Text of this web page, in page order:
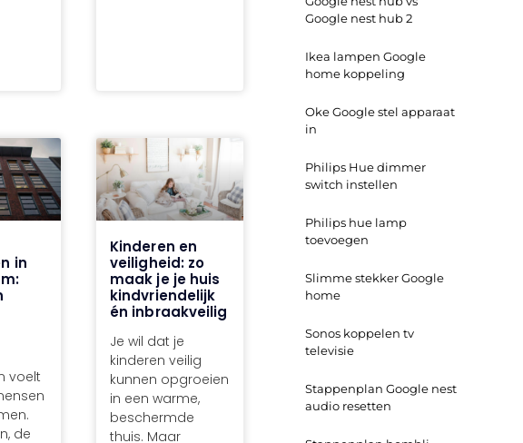
in
voelt
de
Kinderen en
veiligheid: zo
maak je je huis
kindvriendelijk
én inbraakveilig
Je wil dat je
kinderen veilig
kunnen opgroeien
in een warme,
beschermde
thuis. Maar
Google nest hub 2
Ikea lampen Google
home koppeling
Oke Google stel apparaat
in
Philips Hue dimmer
switch instellen
Philips hue lamp
toevoegen
Slimme stekker Google
home
Sonos koppelen tv
televisie
Stappenplan Google nest
audio resetten